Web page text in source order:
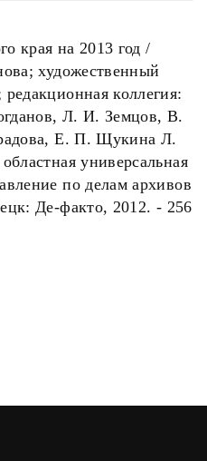
края на 2013 год /
художественный
коллегия:
Л. И. Земцов, В.
Е. П. Щукина Л.
универсальная
по делам архивов
Де-факто, 2012. - 256